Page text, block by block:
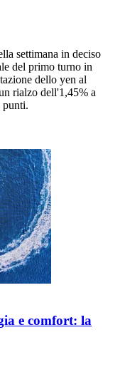
settimana in deciso
del primo turno in
dello yen al
rialzo dell'1,45% a
punti.
e comfort: la